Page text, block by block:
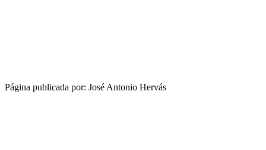
Página publicada por: José Antonio Hervás